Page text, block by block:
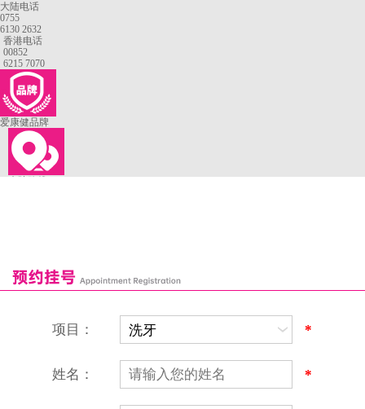
大陆电话
0755
6130 2632
香港电话
00852
6215 7070
爱康健品牌
恒乐口腔诊所
富港口腔诊所
项目： *
姓名： *